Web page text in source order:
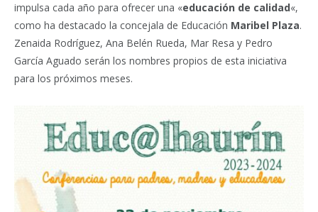
impulsa cada año para ofrecer una «educación de calidad«,
como ha destacado la concejala de Educación Maribel Plaza.
Zenaida Rodríguez, Ana Belén Rueda, Mar Resa y Pedro
García Aguado serán los nombres propios de esta iniciativa
para los próximos meses.